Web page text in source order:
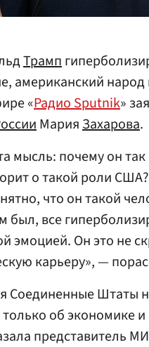
Трамп
американский народ
«Радио Sputnik»
МарияЗахарова.
мысль: почему он
о такой роли
что он такой
был, все
эмоцией. Он это не
карьеру», —
Соединенные Штаты
об экономике
представитель